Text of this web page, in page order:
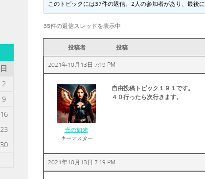
このトピックには37件の返信、2人の参加者があり、最後に
35件の返信スレッドを表示中
投稿者 投稿
2021年10月13日 7:19 PM
光の如来
キーマスター
自由投稿トピック１９１です。
４０行ったら次行きます。
2021年10月13日 7:19 PM
日
2
9
16
23
30